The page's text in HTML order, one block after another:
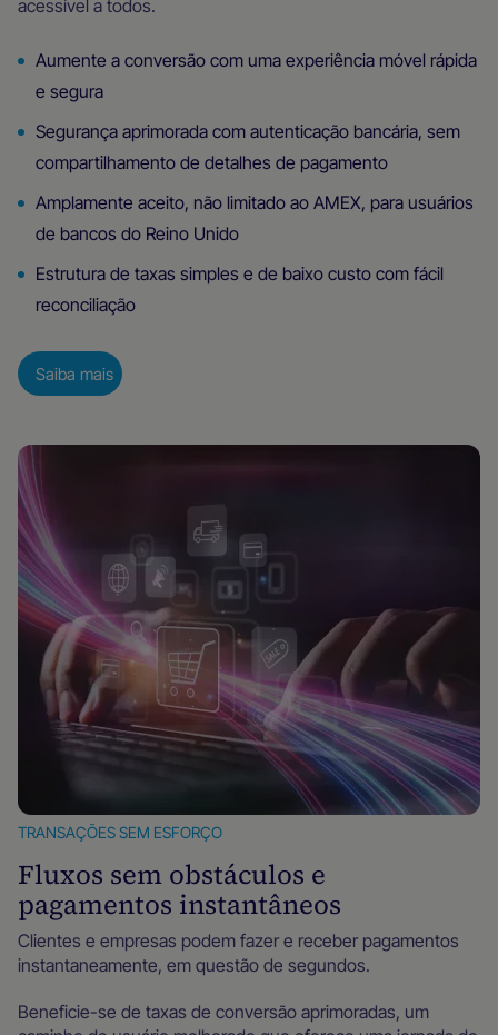
acessível a todos.
Aumente a conversão com uma experiência móvel rápida
e segura
Segurança aprimorada com autenticação bancária, sem
compartilhamento de detalhes de pagamento
Amplamente aceito, não limitado ao AMEX, para usuários
de bancos do Reino Unido
Estrutura de taxas simples e de baixo custo com fácil
reconciliação
Saiba mais
TRANSAÇÕES SEM ESFORÇO
Fluxos sem obstáculos e
pagamentos instantâneos
Clientes e empresas podem fazer e receber pagamentos
instantaneamente, em questão de segundos.
Beneficie-se de taxas de conversão aprimoradas, um